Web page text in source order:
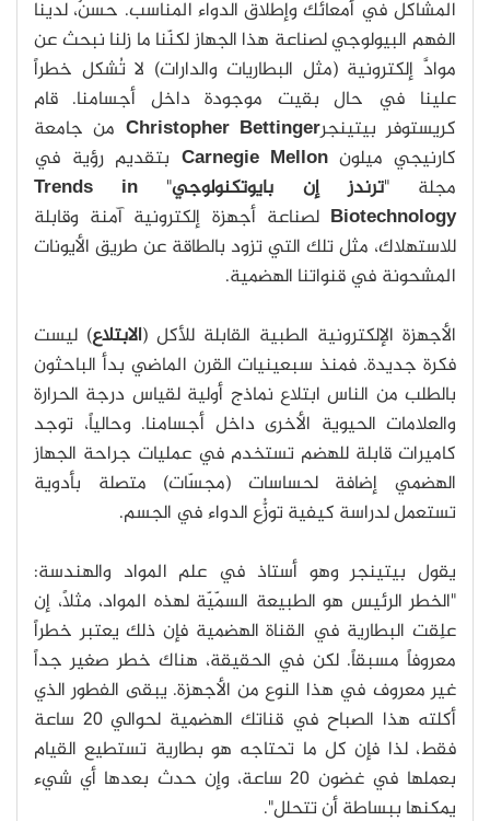
المشاكل في أمعائك وإطلاق الدواء المناسب. حسنٌ، لدينا
الفهم البيولوجي لصناعة هذا الجهاز لكنّنا ما زلنا نبحث عن
موادَّ إلكترونية (مثل البطاريات والدارات) لا تُشكل خطراً
علينا في حال بقيت موجودة داخل أجسامنا. قام
كريستوفر بيتينجرChristopher Bettinger من جامعة
كارنيجي ميلونCarnegie Mellon بتقديم رؤية في
مجلة "ترندز إن بايوتكنولوجي"
Trends in
Biotechnology لصناعة أجهزة إلكترونية آمنة وقابلة
للاستهلاك، مثل تلك التي تزود بالطاقة عن طريق الأيونات
المشحونة في قنواتنا الهضمية.
الأجهزة الإلكترونية الطبية القابلة للأكل (الابتلاع) ليست
فكرة جديدة. فمنذ سبعينيات القرن الماضي بدأ الباحثون
بالطلب من الناس ابتلاع نماذج أولية لقياس درجة الحرارة
والعلامات الحيوية الأخرى داخل أجسامنا. وحالياً، توجد
كاميرات قابلة للهضم تستخدم في عمليات جراحة الجهاز
الهضمي إضافة لحساسات (مجسّات) متصلة بأدوية
تستعمل لدراسة كيفية توزُّع الدواء في الجسم.
يقول بيتينجر وهو أستاذ في علم المواد والهندسة:
"الخطر الرئيس هو الطبيعة السمّيّة لهذه المواد، مثلاً، إن
علِقت البطارية في القناة الهضمية فإن ذلك يعتبر خطراً
معروفاً مسبقاً. لكن في الحقيقة، هناك خطر صغير جداً
غير معروف في هذا النوع من الأجهزة. يبقى الفطور الذي
أكلته هذا الصباح في قناتك الهضمية لحوالي 20 ساعة
فقط، لذا فإن كل ما تحتاجه هو بطارية تستطيع القيام
بعملها في غضون 20 ساعة، وإن حدث بعدها أي شيء
يمكنها ببساطة أن تتحلل".